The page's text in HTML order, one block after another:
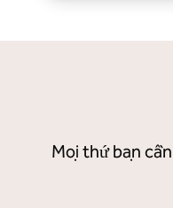
Mọi thứ bạn